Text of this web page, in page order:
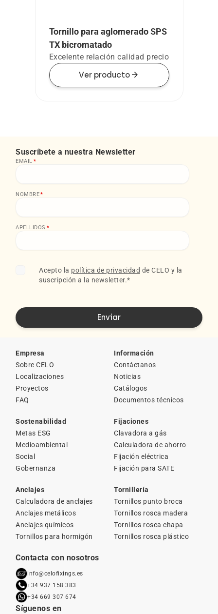
Tornillo para aglomerado SPS
TX bicromatado
Excelente relación calidad precio
Ver productoarrow_forward
Suscríbete a nuestra Newsletter
EMAIL *
NOMBRE*
APELLIDOS *
Acepto la política de privacidad de CELO y la
suscripción a la newsletter.*
Empresa
Sobre CELO
Localizaciones
Proyectos
FAQ
Información
Contáctanos
Noticias
Catálogos
Documentos técnicos
Sostenabilidad
Metas ESG
Medioambiental
Social
Gobernanza
Fijaciones
Clavadora a gás
Calculadora de ahorro
Fijación eléctrica
Fijación para SATE
Anclajes
Calculadora de anclajes
Anclajes metálicos
Anclajes químicos
Tornillos para hormigón
Tornillería
Tornillos punto broca
Tornillos rosca madera
Tornillos rosca chapa
Tornillos rosca plástico
Contacta con nosotros
info@celofixings.es
+34 937 158 383
+34 669 307 674
Síguenos en